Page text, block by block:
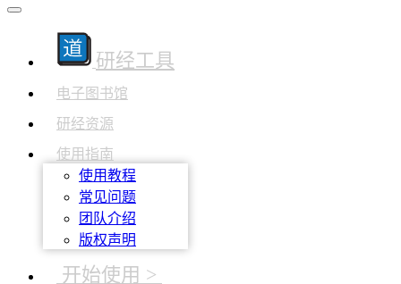
研经工具
电子图书馆
研经资源
使用指南
使用教程
常见问题
团队介绍
版权声明
开始使用 >